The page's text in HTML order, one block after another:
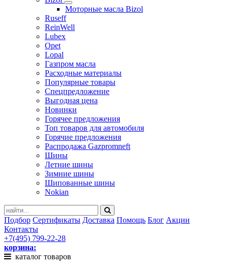
Моторные масла Bizol
Ruseff
ReinWell
Lubex
Opet
Lopal
Газпром масла
Расходные материалы
Популярные товары
Спецпредложение
Выгодная цена
Новинки
Горячее предложения
Топ товаров для автомобиля
Горячие предложения
Распродажа Gazpromneft
Шины
Летние шины
Зимние шины
Шипованные шины
Nokian
Подбор Сертификаты Доставка Помощь Блог Акции
Контакты
+7(495) 799-22-28
корзина:
каталог товаров